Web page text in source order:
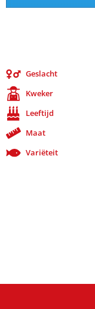
Geslacht
Kweker
Leeftijd
Maat
Variëteit